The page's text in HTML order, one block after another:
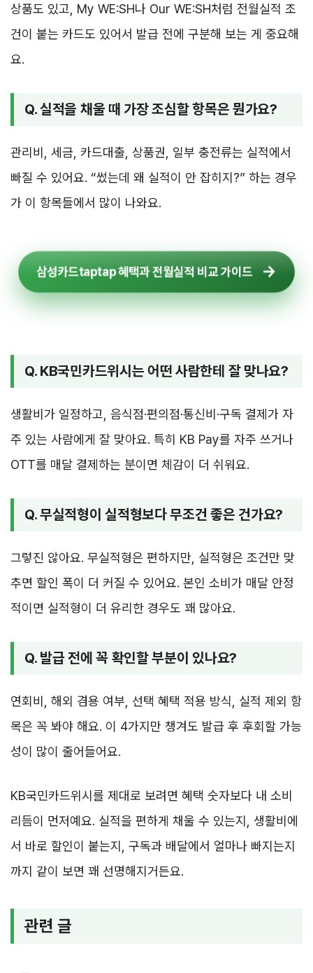
상품도 있고, My WE:SH나 Our WE:SH처럼 전월실적 조
건이 붙는 카드도 있어서 발급 전에 구분해 보는 게 중요해
요.
Q. 실적을 채울 때 가장 조심할 항목은 뭔가요?
관리비, 세금, 카드대출, 상품권, 일부 충전류는 실적에서
빠질 수 있어요. “썼는데 왜 실적이 안 잡히지?” 하는 경우
가 이 항목들에서 많이 나와요.
삼성카드taptap 혜택과 전월실적 비교 가이드
Q. KB국민카드위시는 어떤 사람한테 잘 맞나요?
생활비가 일정하고, 음식점·편의점·통신비·구독 결제가 자
주 있는 사람에게 잘 맞아요. 특히 KB Pay를 자주 쓰거나
OTT를 매달 결제하는 분이면 체감이 더 쉬워요.
Q. 무실적형이 실적형보다 무조건 좋은 건가요?
그렇진 않아요. 무실적형은 편하지만, 실적형은 조건만 맞
추면 할인 폭이 더 커질 수 있어요. 본인 소비가 매달 안정
적이면 실적형이 더 유리한 경우도 꽤 많아요.
Q. 발급 전에 꼭 확인할 부분이 있나요?
연회비, 해외 겸용 여부, 선택 혜택 적용 방식, 실적 제외 항
목은 꼭 봐야 해요. 이 4가지만 챙겨도 발급 후 후회할 가능
성이 많이 줄어들어요.
KB국민카드위시를 제대로 보려면 혜택 숫자보다 내 소비
리듬이 먼저예요. 실적을 편하게 채울 수 있는지, 생활비에
서 바로 할인이 붙는지, 구독과 배달에서 얼마나 빠지는지
까지 같이 보면 꽤 선명해지거든요.
관련 글